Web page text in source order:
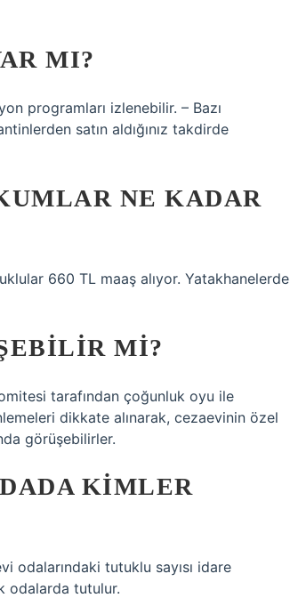
MI?
programları izlenebilir. – Bazı
satın aldığınız takdirde
NE KADAR
660 TL maaş alıyor. Yatakhanelerde
MI?
tarafından çoğunluk oyu ile
dikkate alınarak, cezaevinin özel
görüşebilirler.
KIMLER
odalarındaki tutuklu sayısı idare
odalarda tutulur.